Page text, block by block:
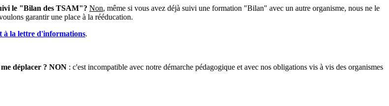
le "Bilan des TSAM"? Non, même si vous avez déjà suivi une formation "Bilan" avec un autre organisme, nous ne le
garantir une place à la rééducation.
à la lettre d'informations.
déplacer ? NON : c'est incompatible avec notre démarche pédagogique et avec nos obligations vis à vis des organismes